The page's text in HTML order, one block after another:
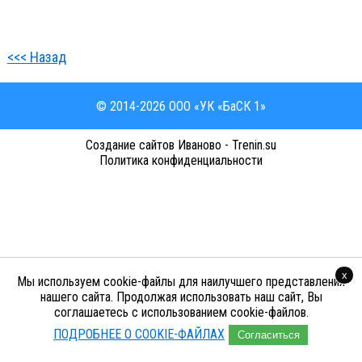
<<< Назад
© 2014-2026 ООО «УК «БаСК 1»
Cоздание сайтов Иваново - Trenin.su
Политика конфиденциальности
Мы используем cookie-файлы для наилучшего представления
нашего сайта. Продолжая использовать наш сайт, Вы
соглашаетесь с использованием cookie-файлов.
ПОДРОБНЕЕ О COOKIE-ФАЙЛАХ
Согласиться
x